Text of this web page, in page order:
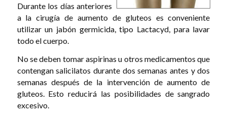
Durante los días anteriores
a la cirugía de aumento de gluteos es conveniente
utilizar un jabón germicida, tipo Lactacyd, para lavar
todo el cuerpo.
No se deben tomar aspirinas u otros medicamentos que
contengan salicilatos durante dos semanas antes y dos
semanas después de la intervención de aumento de
gluteos. Esto reducirá las posibilidades de sangrado
excesivo.